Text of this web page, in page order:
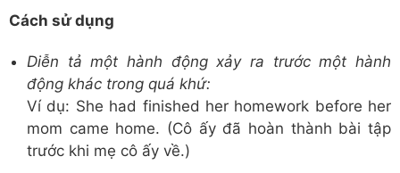
Cách sử dụng
Diễn tả một hành động xảy ra trước một hành
động khác trong quá khứ:
Ví dụ: She had finished her homework before her
mom came home. (Cô ấy đã hoàn thành bài tập
trước khi mẹ cô ấy về.)